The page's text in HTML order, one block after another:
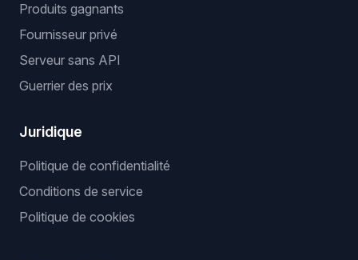
Produits gagnants
Fournisseur privé
Serveur sans API
Guerrier des prix
Juridique
Politique de confidentialité
Conditions de service
Politique de cookies